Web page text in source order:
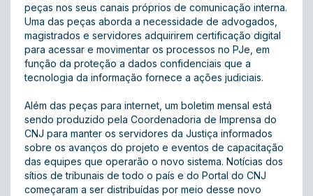
peças nos seus canais próprios de comunicação interna.
Uma das peças aborda a necessidade de advogados,
magistrados e servidores adquirirem certificação digital
para acessar e movimentar os processos no PJe, em
função da proteção a dados confidenciais que a
tecnologia da informação fornece a ações judiciais.
Além das peças para internet, um boletim mensal está
sendo produzido pela Coordenadoria de Imprensa do
CNJ para manter os servidores da Justiça informados
sobre os avanços do projeto e eventos de capacitação
das equipes que operarão o novo sistema. Notícias dos
sítios de tribunais de todo o país e do Portal do CNJ
começaram a ser distribuídas por meio desse novo